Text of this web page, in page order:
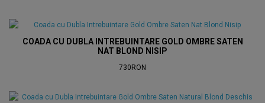
COADA CU DUBLA INTREBUINTARE GOLD OMBRE SATEN
NAT BLOND NISIP
730RON